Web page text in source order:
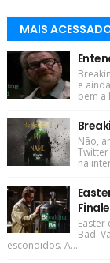
MAIS
e
bem a
Não,
na
Easter
Bad.
escondidos. A...